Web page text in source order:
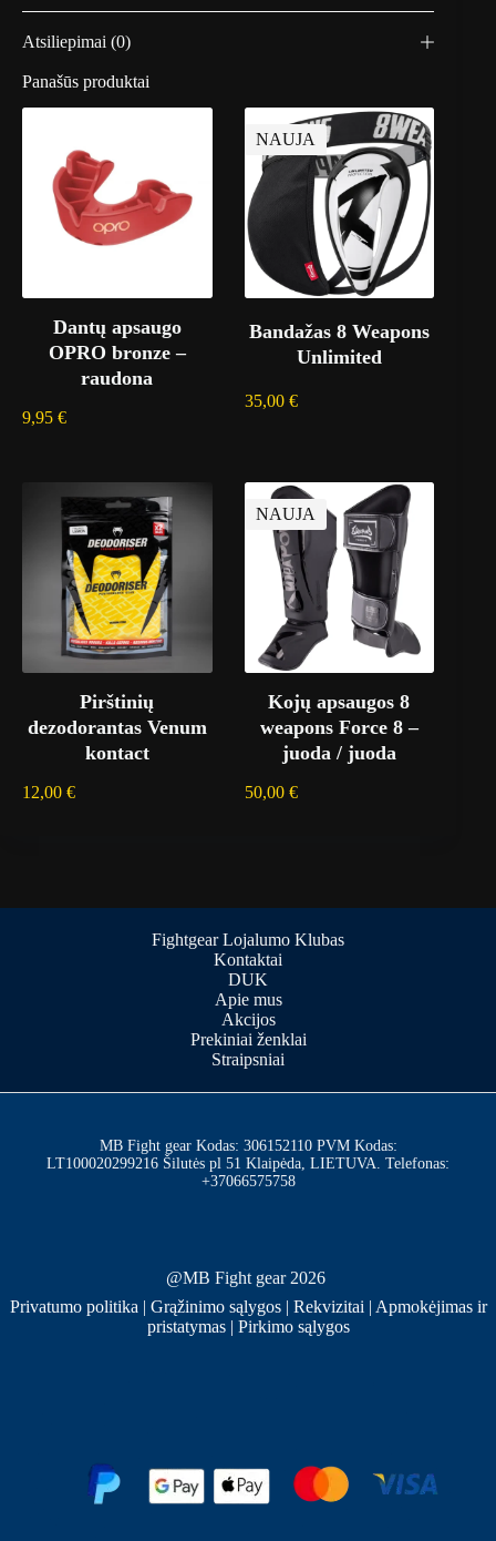
Atsiliepimai (0)
Panašūs produktai
Dantų apsaugo
OPRO bronze –
raudona
9,95 €
NAUJA
Bandažas 8 Weapons
Unlimited
35,00 €
Pirštinių
dezodorantas Venum
kontact
12,00 €
NAUJA
Kojų apsaugos 8
weapons Force 8 –
juoda / juoda
50,00 €
Fightgear Lojalumo Klubas
Kontaktai
DUK
Apie mus
Akcijos
Prekiniai ženklai
Straipsniai
MB Fight gear Kodas: 306152110 PVM Kodas:
LT100020299216 Šilutės pl 51 Klaipėda, LIETUVA. Telefonas:
+37066575758
@MB Fight gear 2026
Privatumo politika | Grąžinimo sąlygos | Rekvizitai | Apmokėjimas ir
pristatymas| Pirkimo sąlygos